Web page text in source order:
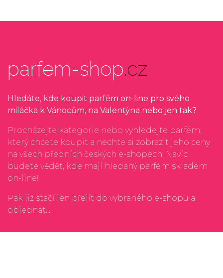
parfem-shop.cz
Hledáte, kde koupit parfém on-line pro svého
miláčka k Vánocům, na Valentýna nebo jen tak?
Procházejte kategorie nebo vyhledejte parfém,
který chcete koupit a nechte si zobrazit jeho ceny
na všech předních českých e-shopech. Navíc
budete vědět, kde mají hledaný parfém skladem
on-line!
Pak již stačí jen přejít do vybraného e-shopu a
objednat...